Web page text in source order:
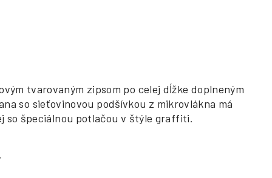
tvarovaným zipsom po celej dĺžke doplneným
so sieťovinovou podšívkou z mikrovlákna má
so špeciálnou potlačou v štýle graffiti.